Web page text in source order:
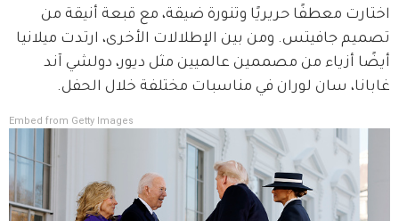
اختارت معطفًا حريريًا وتنورة ضيقة، مع قبعة أنيقة من
تصميم جافيتس. ومن بين الإطلالات الأخرى، ارتدت ميلانيا
أيضًا أزياء من مصممين عالميين مثل ديور، دولشي آند
غابانا، سان لوران في مناسبات مختلفة خلال الحفل.
Embed from Getty Images